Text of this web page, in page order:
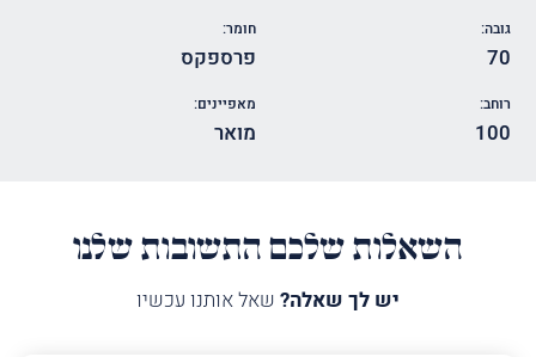
גובה:
70
חומר:
פרספקס
רוחב:
100
מאפיינים:
מואר
השאלות שלכם התשובות שלנו
יש לך שאלה? שאל אותנו עכשיו